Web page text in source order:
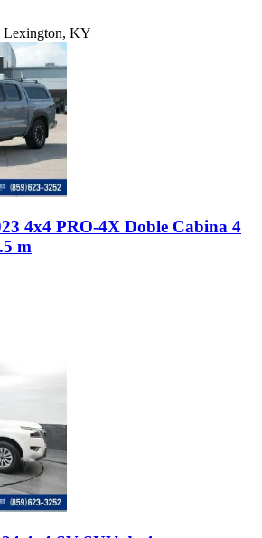
Lexington, KY
4x4 PRO-4X Doble Cabina 4
m